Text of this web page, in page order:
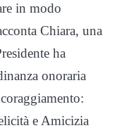
in modo
Chiara, una
ha
onoraria
e Amicizia